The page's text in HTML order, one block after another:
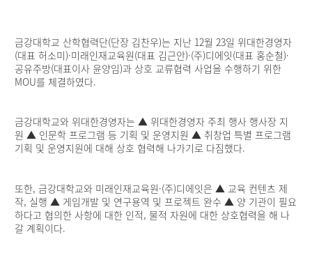
금강대학교 산학협력단(단장 김찬우)는 지난 12월 23일 위대한경영자
(대표 허소미)·미래인재교육원(대표 김근안)·(주)디에잇(대표 홍순철)·
공유주방(대표이사 윤양임)과 상호 교류협력 사업을 수행하기 위한
MOU를 체결하였다.
금강대학교와 위대한경영자는 ▲ 위대한경영자 주최 행사 행사장 지
원 ▲ 인문학 프로그램 등 기획 및 운영지원 ▲ 취창업 특별 프로그램
기획 및 운영지원에 대해 상호 협력해 나가기로 다짐했다.
또한, 금강대학교와 미래인재교육원·(주)디에잇은 ▲ 교육 컨텐츠 제
작, 실행 ▲ 게임개발 및 연구용역 및 프로젝트 완수 ▲ 양 기관이 필요
하다고 협의한 사항에 대한 인적, 물적 자원에 대한 상호협력을 해 나
갈 계획이다.